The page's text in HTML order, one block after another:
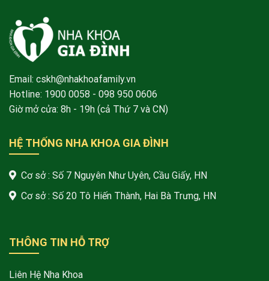
Email: cskh@nhakhoafamily.vn
Hotline: 1900 0058 - 098 950 0606
Giờ mở cửa: 8h - 19h (cả Thứ 7 và CN)
HỆ THỐNG NHA KHOA GIA ĐÌNH
Cơ sở : Số 7 Nguyên Như Uyên, Cầu Giấy, HN
Cơ sở : Số 20 Tô Hiến Thành, Hai Bà Trưng, HN
THÔNG TIN HỖ TRỢ
Liên Hệ Nha Khoa